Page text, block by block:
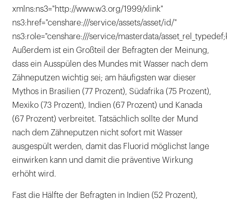
xmlns:ns3="http://www.w3.org/1999/xlink"
ns3:href="censhare:///service/assets/asset/id/"
ns3:role="censhare:///service/masterdata/
Außerdem ist ein Großteil der Befragten der Meinung,
dass ein Ausspülen des Mundes mit Wasser nach dem
Zähneputzen wichtig sei; am häufigsten war dieser
Mythos in Brasilien (77 Prozent), Südafrika (75 Prozent),
Mexiko (73 Prozent), Indien (67 Prozent) und Kanada
(67 Prozent) verbreitet. Tatsächlich sollte der Mund
nach dem Zähneputzen nicht sofort mit Wasser
ausgespült werden, damit das Fluorid möglichst lange
einwirken kann und damit die präventive Wirkung
erhöht wird.
Fast die Hälfte der Befragten in Indien (52 Prozent),